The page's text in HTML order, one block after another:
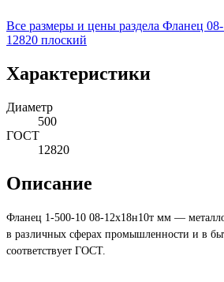
Все размеры и цены раздела Фланец
12820 плоский
Характеристики
Диаметр
500
ГОСТ
12820
Описание
Фланец 1-500-10 08-12х18н10т мм —
в различных сферах промышленности и в
соответствует ГОСТ.